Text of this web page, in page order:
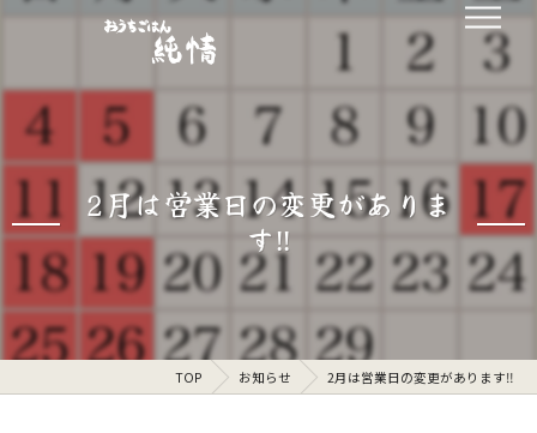
2月は営業日の変更がありま
す‼️
TOP お知らせ 2月は営業日の変更があります‼️